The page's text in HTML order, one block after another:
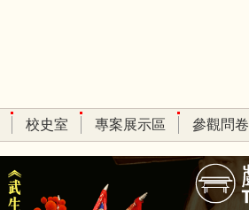
校史室 專案展示區 參觀問卷